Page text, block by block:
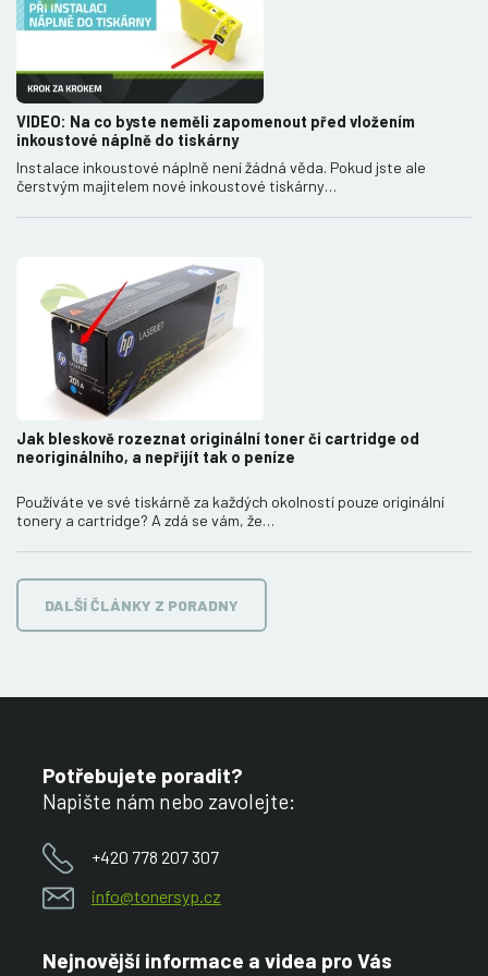
VIDEO: Na co byste neměli zapomenout před vložením
inkoustové náplně do tiskárny
Instalace inkoustové náplně není žádná věda. Pokud jste ale
čerstvým majitelem nové inkoustové tiskárny…
Jak bleskově rozeznat originální toner či cartridge od
neoriginálního, a nepřijít tak o peníze
Používáte ve své tiskárně za každých okolností pouze originální
tonery a cartridge? A zdá se vám, že…
DALŠÍ ČLÁNKY Z PORADNY
Potřebujete poradit?
Napište nám nebo zavolejte:
+420 778 207 307
info@tonersyp.cz
Nejnovější informace a videa pro Vás